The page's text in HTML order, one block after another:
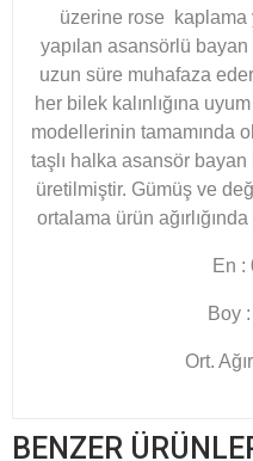
üzerine rose kaplama
yapılan asansörlü bayan
uzun süre muhafaza
her bilek kalınlığına
modellerinin tamamında
taşlı halka asansör
üretilmiştir. Gümüş ve
ortalama ürün
En :
Boy
Ort.
BENZER